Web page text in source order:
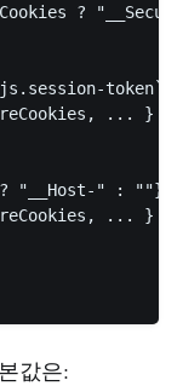
?
token`,
... }
"__Host-" :
... }
값은: